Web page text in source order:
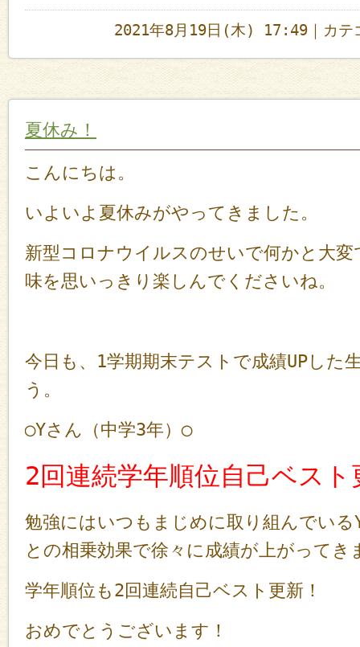
2021年8月19日(木) 17:49｜カテ
夏休み！
こんにちは。
いよいよ夏休みがやってきました。
新型コロナウイルスのせいで何かと大
味を思いっきり楽しんでくださいね。
今日も、1学期期末テストで成績UPした
う。
◯Yさん（中学3年）◯
2回連続学年順位自己ベスト
勉強にはいつもまじめに取り組んでいる
との相乗効果で徐々に成績が上がってき
学年順位も2回連続自己ベスト更新！
おめでとうございます！